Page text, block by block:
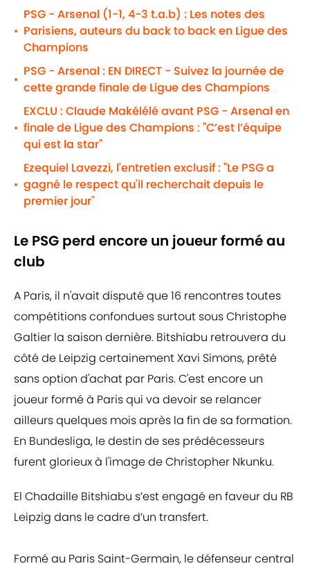
•
PSG - Arsenal (1-1, 4-3 t.a.b) : Les notes des
Parisiens, auteurs du back to back en Ligue des
Champions
•
PSG - Arsenal : EN DIRECT - Suivez la journée de
cette grande finale de Ligue des Champions
•
EXCLU : Claude Makélélé avant PSG - Arsenal en
finale de Ligue des Champions : "C’est l’équipe
qui est la star"
•
Ezequiel Lavezzi, l'entretien exclusif : "Le PSG a
gagné le respect qu'il recherchait depuis le
premier jour"
Le PSG perd encore un joueur formé au
club
A Paris, il n'avait disputé que 16 rencontres toutes
compétitions confondues surtout sous Christophe
Galtier la saison dernière. Bitshiabu retrouvera du
côté de Leipzig certainement Xavi Simons, prêté
sans option d'achat par Paris. C'est encore un
joueur formé à Paris qui va devoir se relancer
ailleurs quelques mois après la fin de sa formation.
En Bundesliga, le destin de ses prédécesseurs
furent glorieux à l'image de Christopher Nkunku.
El Chadaille Bitshiabu s’est engagé en faveur du RB
Leipzig dans le cadre d’un transfert.
Formé au Paris Saint-Germain, le défenseur central